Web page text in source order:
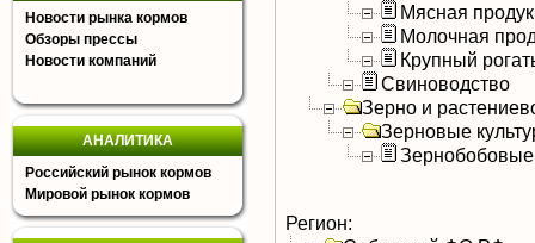
Новости рынка кормов
Обзоры прессы
Новости компаний
АНАЛИТИКА
Российский рынок кормов
Мировой рынок кормов
Мясная
Молочная
Крупный
Свиноводство
Зерно и
Зерновые
Зернобобовые
Регион: